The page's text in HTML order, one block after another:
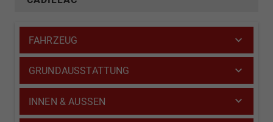
FAHRZEUG
GRUNDAUSSTATTUNG
INNEN & AUSSEN